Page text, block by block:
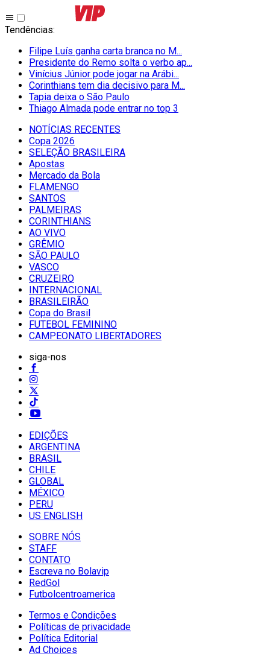
Tendências:
Filipe Luís ganha carta branca no M...
Presidente do Remo solta o verbo ap...
Vinícius Júnior pode jogar na Arábi...
Corinthians tem dia decisivo para M...
Tapia deixa o São Paulo
Thiago Almada pode entrar no top 3
NOTÍCIAS RECENTES
Copa 2026
SELEÇÃO BRASILEIRA
Apostas
Mercado da Bola
FLAMENGO
SANTOS
PALMEIRAS
CORINTHIANS
AO VIVO
GRÊMIO
SĀO PAULO
VASCO
CRUZEIRO
INTERNACIONAL
BRASILEIRÃO
Copa do Brasil
FUTEBOL FEMININO
CAMPEONATO LIBERTADORES
siga-nos
EDIÇÕES
ARGENTINA
BRASIL
CHILE
GLOBAL
MÉXICO
PERU
US ENGLISH
SOBRE NÓS
STAFF
CONTATO
Escreva no Bolavip
RedGol
Futbolcentroamerica
Termos e Condições
Políticas de privacidade
Política Editorial
Ad Choices